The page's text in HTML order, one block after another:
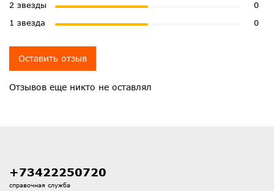
Отзывов еще никто не оставлял
2 звезды
0
1 звезда
0
Оставить отзыв
+73422250720
справочная служба